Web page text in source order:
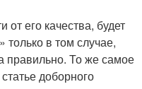
его качества, будет
в том случае,
правильно. То же самое
доборного